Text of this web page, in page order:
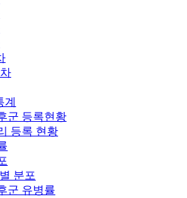
군 등록현황
등록 현황
분포
군 유병률